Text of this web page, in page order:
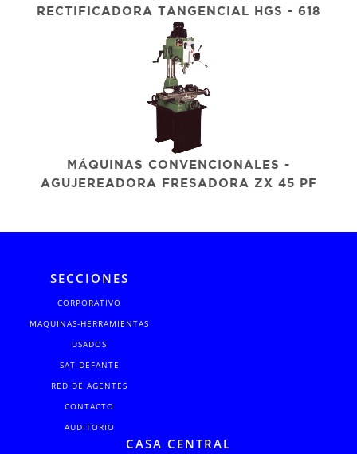
RECTIFICADORA TANGENCIAL HGS - 618
MÁQUINAS CONVENCIONALES -
AGUJEREADORA FRESADORA ZX 45 PF
SECCIONES
CORPORATIVO
MAQUINAS-HERRAMIENTAS
USADOS
SAT DEFANTE
RED DE AGENTES
CONTACTO
AUDITORIO
CASA CENTRAL